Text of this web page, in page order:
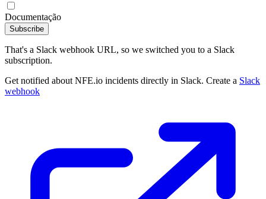
Documentação
Subscribe
That's a Slack webhook URL, so we switched you to a Slack
subscription.
Get notified about NFE.io incidents directly in Slack. Create a Slack
webhook